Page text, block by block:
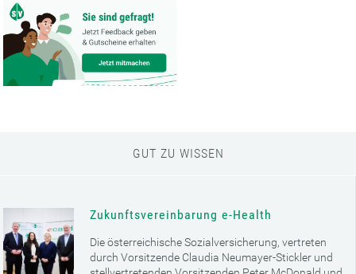
GUT ZU WISSEN
Zukunftsvereinbarung e-Health
Die österreichische Sozialversicherung, vertreten
durch Vorsitzende Claudia Neumayer-Stickler und